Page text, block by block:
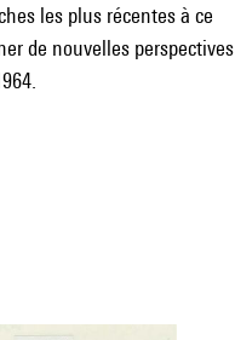
les plus récentes à ce
de nouvelles perspectives